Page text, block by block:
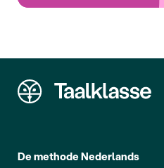
De methode Nederlands